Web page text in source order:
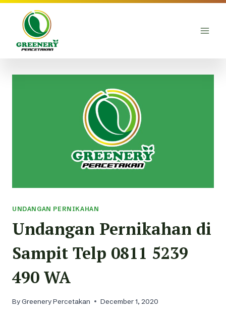
Skip
content
UNDANGAN PERNIKAHAN
Undangan Pernikahan di
Sampit Telp 0811 5239
490 WA
ByGreenery Percetakan December 1, 2020